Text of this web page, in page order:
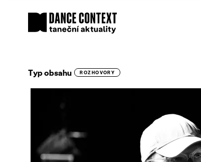
Typ obsahu ROZHOVORY